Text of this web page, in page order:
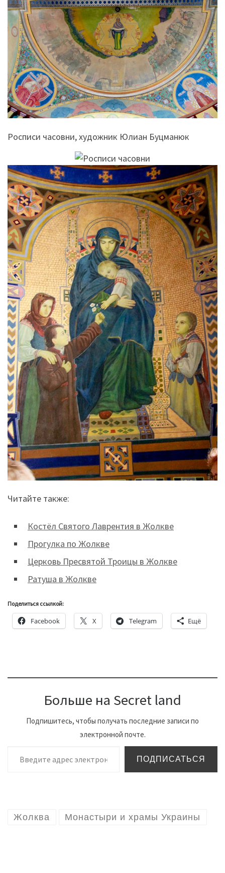
Росписи часовни, художник Юлиан Буцманюк
Читайте также:
Костёл Святого Лаврентия в Жолкве
Прогулка по Жолкве
Церковь Пресвятой Троицы в Жолкве
Ратуша в Жолкве
Поделиться ссылкой:
Facebook X Telegram Ещё
Больше на Secret land
Подпишитесь, чтобы получать последние записи по
электронной почте.
Введите адрес электронной почты…
ПОДПИСАТЬСЯ
Жолква Монастыри и храмы Украины